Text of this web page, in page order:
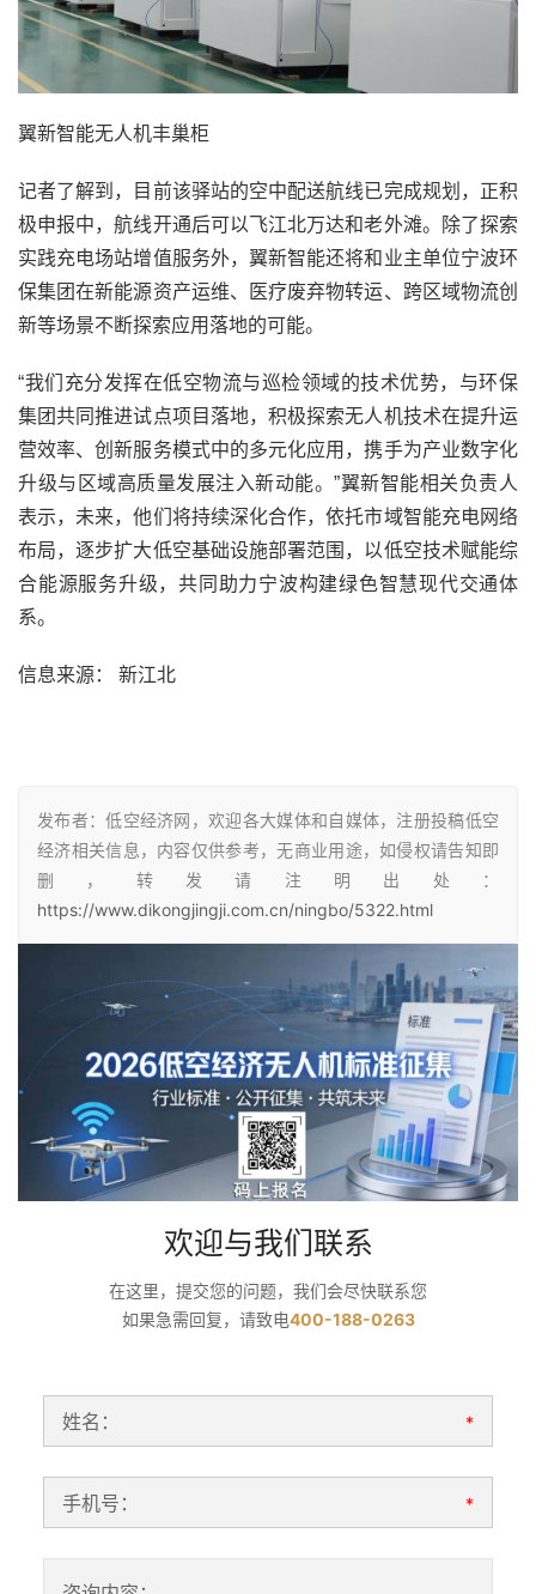
翼新智能无人机丰巢柜
记者了解到，目前该驿站的空中配送航线已完成规划，正积
极申报中，航线开通后可以飞江北万达和老外滩。除了探索
实践充电场站增值服务外，翼新智能还将和业主单位宁波环
保集团在新能源资产运维、医疗废弃物转运、跨区域物流创
新等场景不断探索应用落地的可能。
“我们充分发挥在低空物流与巡检领域的技术优势，与环保
集团共同推进试点项目落地，积极探索无人机技术在提升运
营效率、创新服务模式中的多元化应用，携手为产业数字化
升级与区域高质量发展注入新动能。”翼新智能相关负责人
表示，未来，他们将持续深化合作，依托市域智能充电网络
布局，逐步扩大低空基础设施部署范围，以低空技术赋能综
合能源服务升级，共同助力宁波构建绿色智慧现代交通体
系。
信息来源： 新江北
发布者：低空经济网，欢迎各大媒体和自媒体，注册投稿低空
经济相关信息，内容仅供参考，无商业用途，如侵权请告知即
删，转发请注明出处：
https://www.dikongjingji.com.cn/ningbo/5322.html
欢迎与我们联系
在这里，提交您的问题，我们会尽快联系您
如果急需回复，请致电400-188-0263
姓名： *
手机号： *